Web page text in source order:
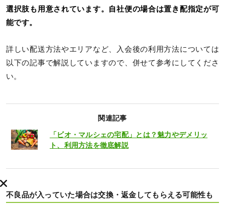
選択肢も用意されています。自社便の場合は置き配指定が可
能です。
詳しい配送方法やエリアなど、入会後の利用方法については
以下の記事で解説していますので、併せて参考にしてくださ
い。
関連記事
「ビオ・マルシェの宅配」とは？魅力やデメリッ
ト、利用方法を徹底解説
不良品が入っていた場合は交換・返金してもらえる可能性も